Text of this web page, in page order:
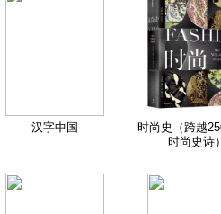
汉字中国
时尚史（跨越
时尚史诗）